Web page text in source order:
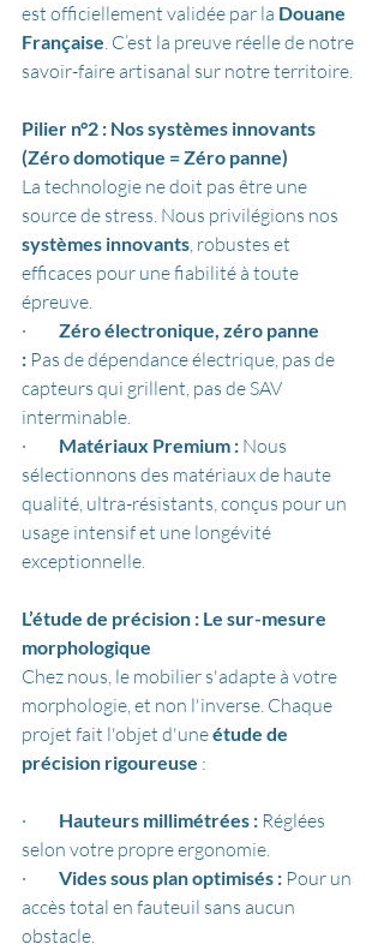
est officiellement validée par la Douane
Française. C’est la preuve réelle de notre
savoir-faire artisanal sur notre territoire.
Pilier n°2 : Nos systèmes innovants
(Zéro domotique = Zéro panne)
La technologie ne doit pas être une
source de stress. Nous privilégions nos
systèmes innovants, robustes et
efficaces pour une fiabilité à toute
épreuve.
· Zéro électronique, zéro panne
: Pas de dépendance électrique, pas de
capteurs qui grillent, pas de SAV
interminable.
· Matériaux Premium : Nous
sélectionnons des matériaux de haute
qualité, ultra-résistants, conçus pour un
usage intensif et une longévité
exceptionnelle.
L’étude de précision : Le sur-mesure
morphologique
Chez nous, le mobilier s'adapte à votre
morphologie, et non l'inverse. Chaque
projet fait l'objet d'une étude de
précision rigoureuse :
· Hauteurs millimétrées : Réglées
selon votre propre ergonomie.
· Vides sous plan optimisés : Pour un
accès total en fauteuil sans aucun
obstacle.